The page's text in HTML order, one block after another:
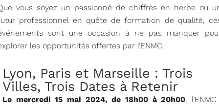
vous soyez un passionné de chiffres en herbe ou
professionnel en quête de formation de qualité,
sont une occasion à ne pas manquer
les opportunités offertes par l’ENMC.
Lyon, Paris et Marseille : Trois
Villes, Trois Dates à Retenir
Le mercredi 15 mai 2024, de 18h00 à 20h00, l’ENMC